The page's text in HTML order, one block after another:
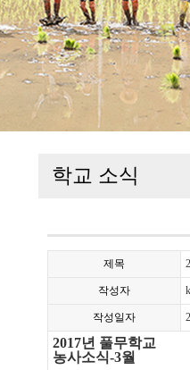
학교 소식
제목
작성자
작성일자
2017년 풀무학교
농사소식-3월